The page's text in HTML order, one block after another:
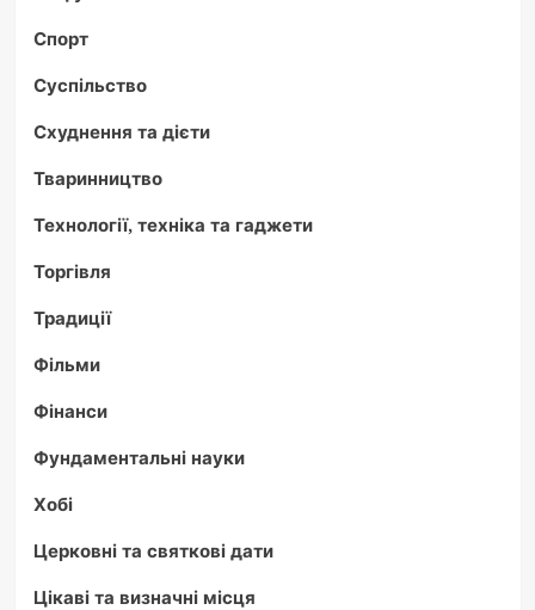
Спорт
Суспільство
Схуднення та дієти
Тваринництво
Технології, техніка та гаджети
Торгівля
Традиції
Фільми
Фінанси
Фундаментальні науки
Хобі
Церковні та святкові дати
Цікаві та визначні місця